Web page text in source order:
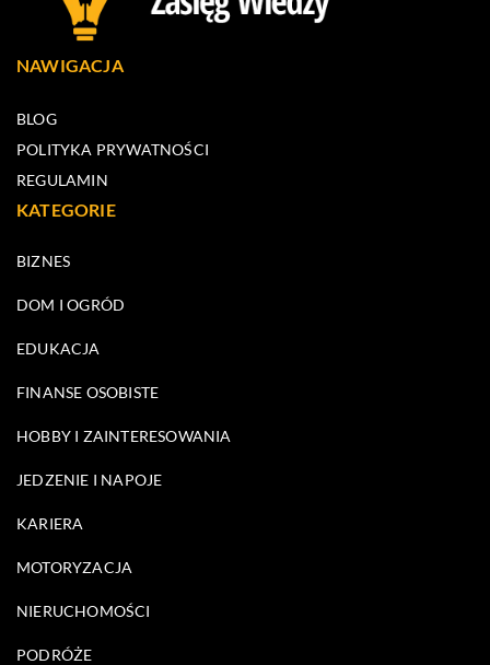
NAWIGACJA
BLOG
POLITYKA PRYWATNOŚCI
REGULAMIN
KATEGORIE
BIZNES
DOM I OGRÓD
EDUKACJA
FINANSE OSOBISTE
HOBBY I ZAINTERESOWANIA
JEDZENIE I NAPOJE
KARIERA
MOTORYZACJA
NIERUCHOMOŚCI
PODRÓŻE